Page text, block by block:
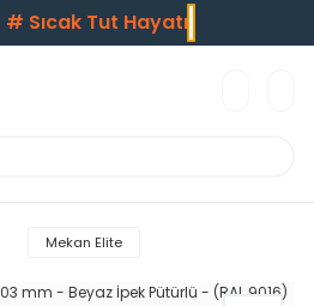
# Sıcak Tut Hayatı
Mekan Elite